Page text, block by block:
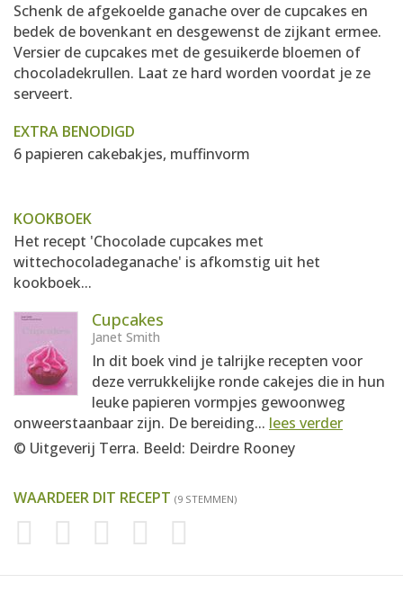
Schenk de afgekoelde ganache over de cupcakes en
bedek de bovenkant en desgewenst de zijkant ermee.
Versier de cupcakes met de gesuikerde bloemen of
chocoladekrullen. Laat ze hard worden voordat je ze
serveert.
EXTRA BENODIGD
6 papieren cakebakjes, muffinvorm
KOOKBOEK
Het recept 'Chocolade cupcakes met
wittechocoladeganache' is afkomstig uit het
kookboek...
Cupcakes
Janet Smith
In dit boek vind je talrijke recepten voor
deze verrukkelijke ronde cakejes die in hun
leuke papieren vormpjes gewoonweg
onweerstaanbaar zijn. De bereiding... lees verder
© Uitgeverij Terra. Beeld: Deirdre Rooney
WAARDEER DIT RECEPT (9 STEMMEN)